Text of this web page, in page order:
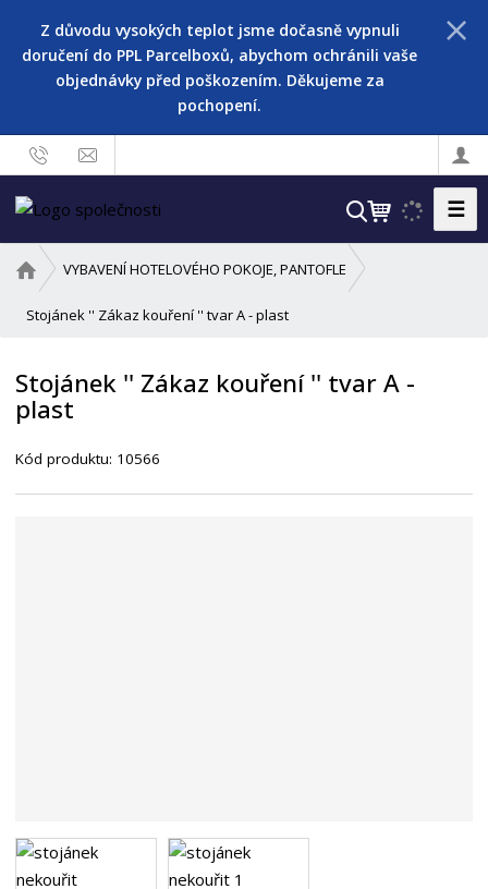
Z důvodu vysokých teplot jsme dočasně vypnuli
doručení do PPL Parcelboxů, abychom ochránili vaše
objednávky před poškozením. Děkujeme za
pochopení.
V
t
☰
v
o
í
s
r
VYBAVENÍ HOTELOVÉHO POKOJE, PANTOFLE
Stojánek '' Zákaz kouření '' tvar A - plast
Stojánek '' Zákaz kouření '' tvar A -
plast
Kód produktu: 10566